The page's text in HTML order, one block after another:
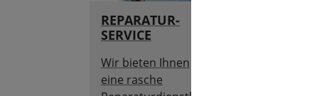
REPARATUR-
SERVICE
Wir bieten Ihnen
eine rasche